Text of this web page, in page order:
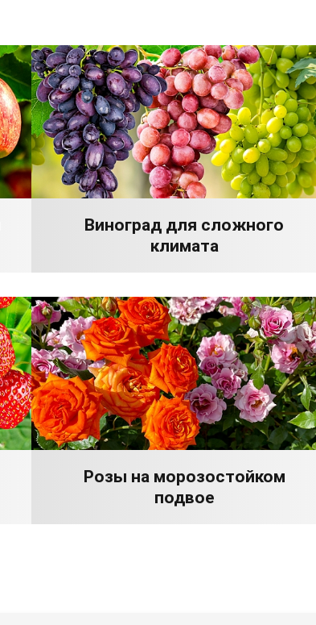
Виноград для сложного
климата
Розы на морозостойком
подвое